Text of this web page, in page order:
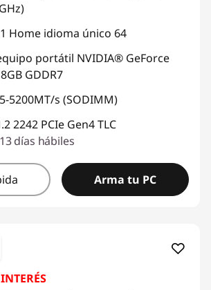
Home idioma único 64
portátil NVIDIA® GeForce
GDDR7
5200MT/s (SODIMM)
2242 PCIe Gen4 TLC
días hábiles
Arma tu PC